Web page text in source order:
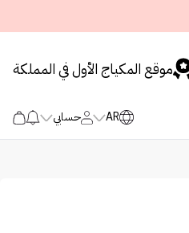
موقع المكياج الأول في المملكة
AR حسابي